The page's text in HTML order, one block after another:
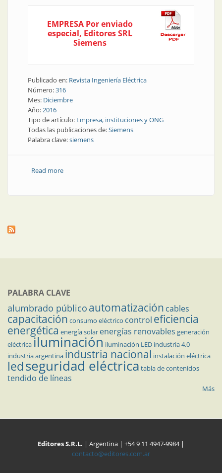
EMPRESA Por enviado
especial, Editores SRL
Siemens
Publicado en: Revista Ingeniería Eléctrica
Número:316
Mes: Diciembre
Año:2016
Tipo de artículo: Empresa, instituciones y ONG
Todas las publicaciones de:Siemens
Palabra clave:siemens
Read moreabout Empresa | Siemens despidió el año en el Teatro
PALABRA CLAVE
alumbrado público automatización cables
capacitación consumo eléctrico control eficiencia
energética energía solar energías renovables generación
eléctricailuminación iluminación LED industria 4.0
industria argentina industria nacional instalación eléctrica
ledseguridad eléctrica tabla de contenidos
tendido de líneas
Más
Editores S.R.L. | Argentina | +54 9 11 4947-9984 |
contacto@editores.com.ar